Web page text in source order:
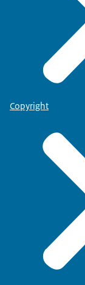
Copyright